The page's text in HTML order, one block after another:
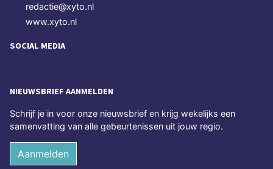
redactie@xyto.nl
www.xyto.nl
SOCIAL MEDIA
NIEUWSBRIEF AANMELDEN
Schrijf je in voor onze nieuwsbrief en krijg wekelijks een
samenvatting van alle gebeurtenissen uit jouw regio.
Aanmelden